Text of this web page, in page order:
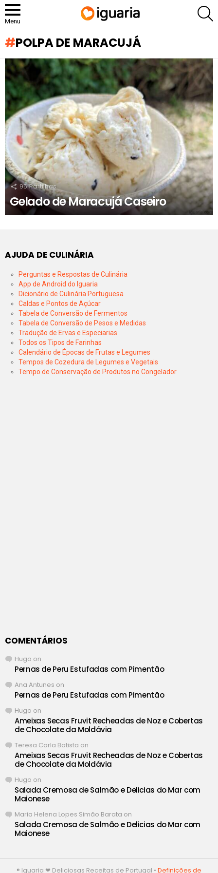
Menu
POLPA DE MARACUJÁ
RECOMENDADOS
95 Partilhas
Gelado de Maracujá Caseiro
AJUDA DE CULINÁRIA
Perguntas e Respostas de Culinária
App de Android do Iguaria
Dicionário de Culinária Portuguesa
Caldas e Pontos de Açúcar
Tabela de Conversão de Fermentos
Tabela de Conversão de Pesos e Medidas
Tradução de Ervas e Especiarias
Todos os Tipos de Farinhas
Calendário de Épocas de Frutas e Legumes
Tempos de Cozedura de Legumes e Vegetais
Tempo de Conservação de Produtos no Congelador
COMENTÁRIOS
Hugo on
Pernas de Peru Estufadas com Pimentão
Ana Antunes on
Pernas de Peru Estufadas com Pimentão
Hugo on
Ameixas Secas Fruvit Recheadas de Noz e Cobertas
de Chocolate da Moldávia
Teresa Carla Batista on
Ameixas Secas Fruvit Recheadas de Noz e Cobertas
de Chocolate da Moldávia
Hugo on
Salada Cremosa de Salmão e Delicias do Mar com
Maionese
Maria Helena Lopes Simão Barata on
Salada Cremosa de Salmão e Delicias do Mar com
Maionese
® Iguaria ❤ Deliciosas Receitas de Portugal • Definições de